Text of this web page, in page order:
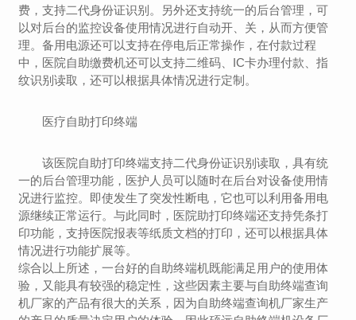
费，支持二代身份证识别。另外还支持统一的后台管理，可
以对后台的监控设备使用情况进行自动开、关，从而方便管
理。备用电源还可以支持在停电后正常操作，在付款过程
中，医院自助缴费机还可以支持二维码、IC卡办理付款、指
纹识别读取，还可以根据具体情况进行定制。
医疗自助打印终端
该医院自助打印终端支持二代身份证识别读取，具有统
一的后台管理功能，医护人员可以随时在后台对设备使用情
况进行监控。即使发生了突发性断电，它也可以利用备用电
源继续正常运行。与此同时，医院助打印终端还支持凭条打
印功能，支持医院报表等纸质文档的打印，还可以根据具体
情况进行功能扩展等。
综合以上所述，一台好的自助终端机既能满足用户的使用体
验，又能具有较强的稳定性，这些因素主要与自助终端查询
机厂家的产品有很大的关系，因为自助终端查询机厂家生产